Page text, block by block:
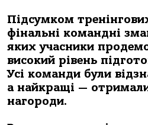
Підсумком
фінальні командні
яких учасники
високий рівень
Усі команди були
а найкращі —
нагороди.